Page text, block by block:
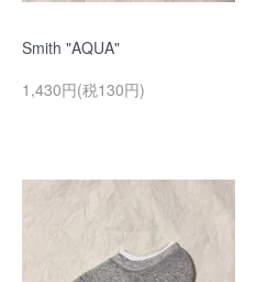
Smith "AQUA"
1,430円(税130円)